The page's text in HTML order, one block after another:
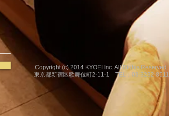
Copyright (c) 2014 KYOEI Inc. All Rights Reserved.
東京都新宿区歌舞伎町2-11-1 TEL：03-3232-8511